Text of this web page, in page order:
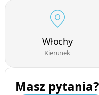
Włochy
Kierunek
Masz pytania?